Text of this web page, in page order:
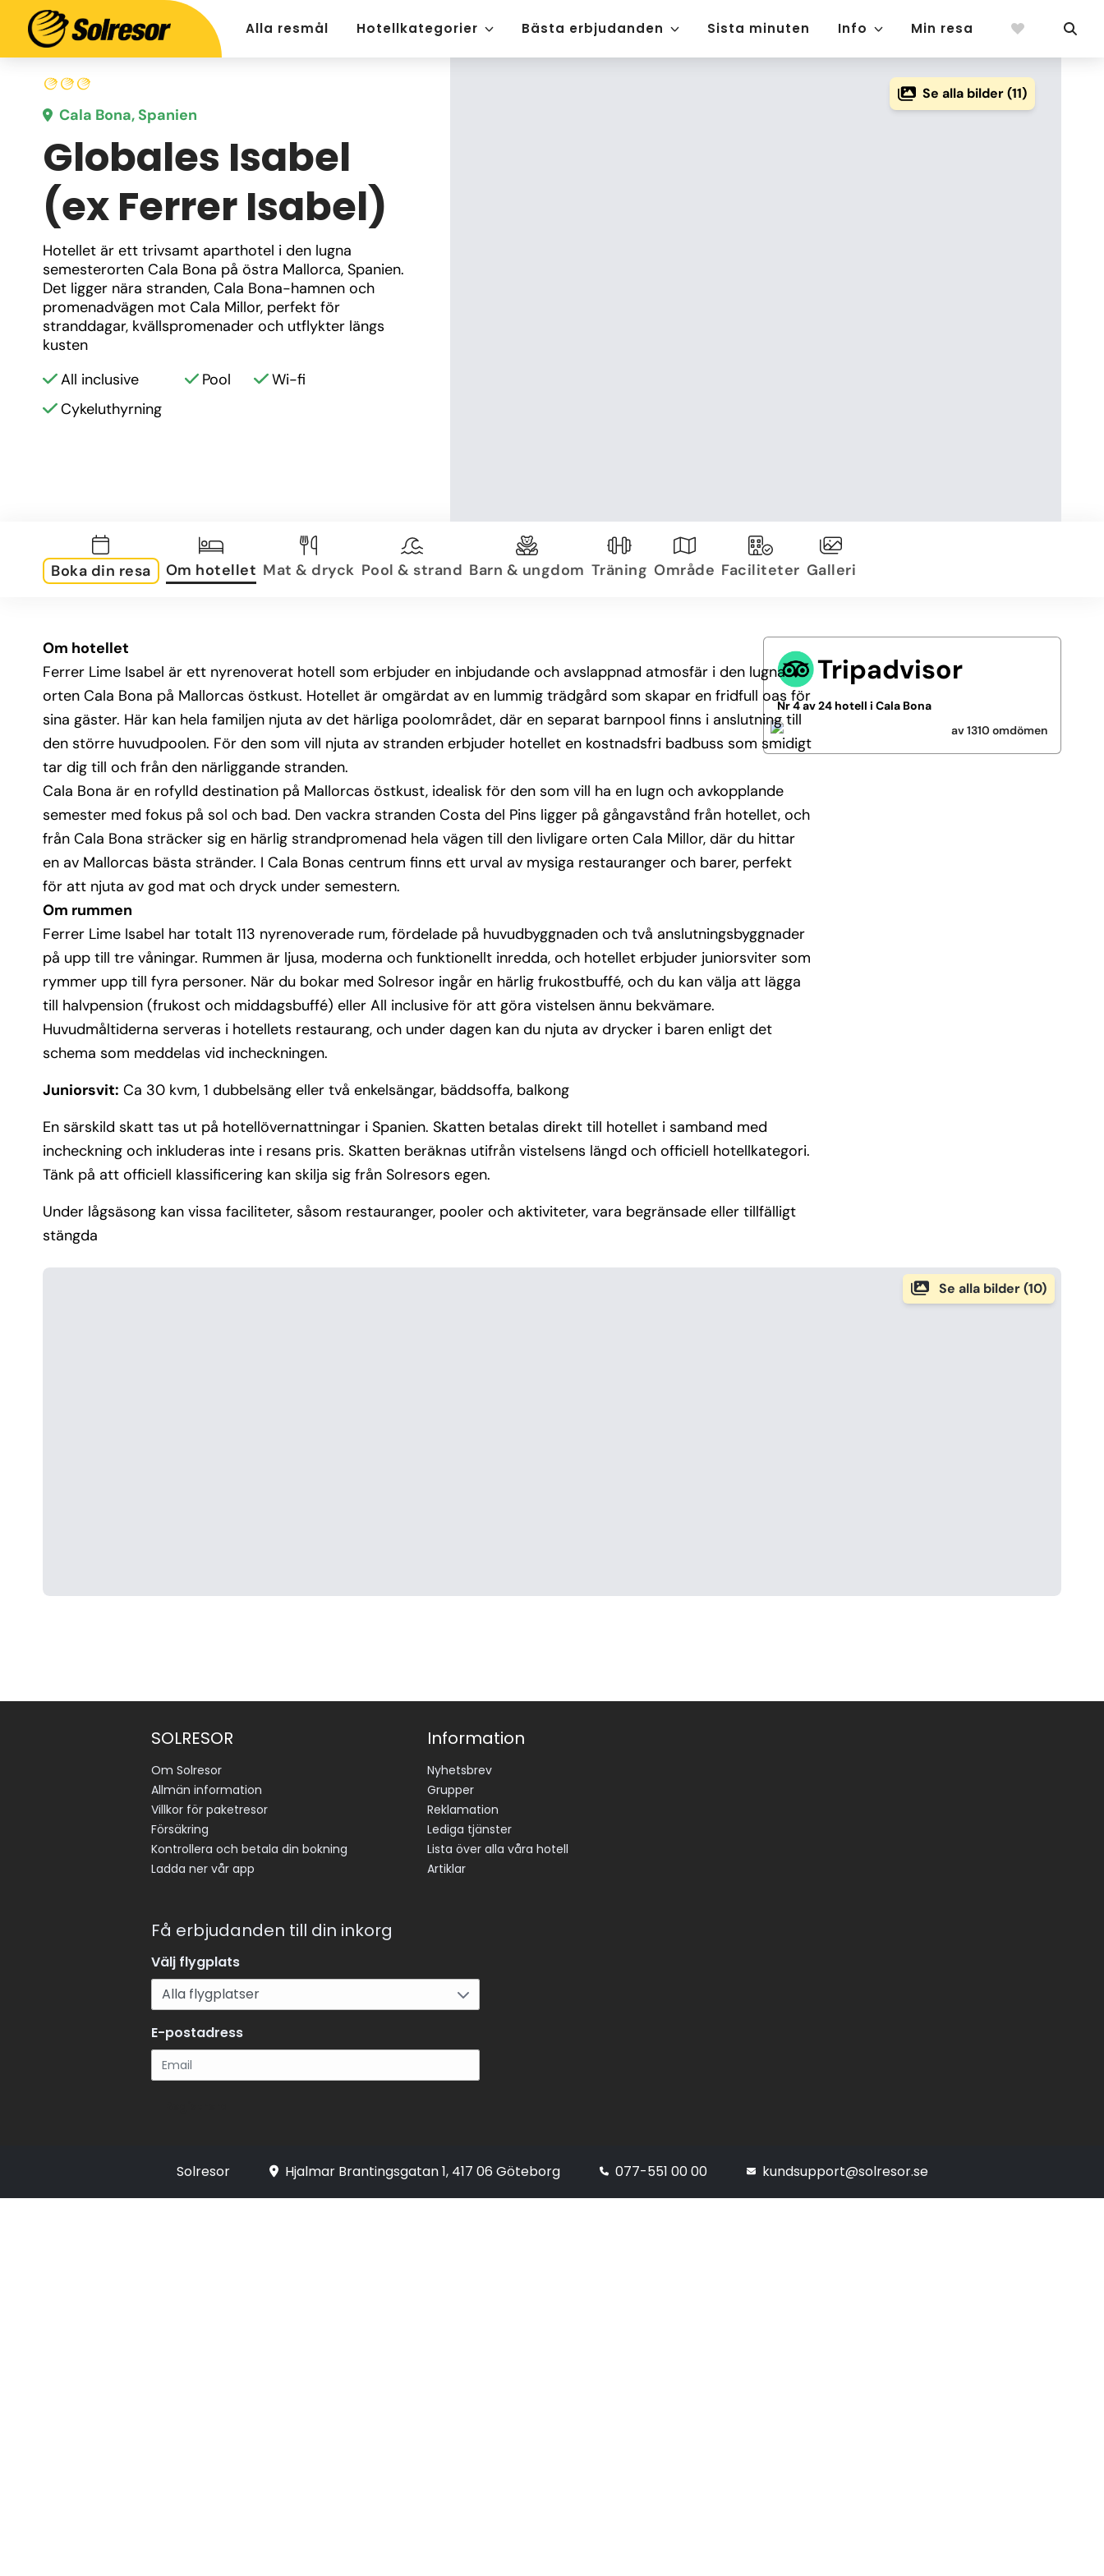
Alla resmål Hotellkategorier Bästa erbjudanden Sista minuten Info Min resa
Cala Bona, Spanien
Globales Isabel
(ex Ferrer Isabel)
Hotellet är ett trivsamt aparthotel i den lugna
semesterorten Cala Bona på östra Mallorca, Spanien.
Det ligger nära stranden, Cala Bona-hamnen och
promenadvägen mot Cala Millor, perfekt för
stranddagar, kvällspromenader och utflykter längs
kusten
All inclusive
Pool
Wi-fi
Cykeluthyrning
Se alla bilder (11)
Boka din resa Om hotellet Mat & dryck Pool & strand Barn & ungdom Träning Område Faciliteter Galleri
Om hotellet
Ferrer Lime Isabel är ett nyrenoverat hotell som erbjuder en inbjudande och avslappnad atmosfär i den lugna
orten Cala Bona på Mallorcas östkust. Hotellet är omgärdat av en lummig trädgård som skapar en fridfull oas för
sina gäster. Här kan hela familjen njuta av det härliga poolområdet, där en separat barnpool finns i anslutning till
den större huvudpoolen. För den som vill njuta av stranden erbjuder hotellet en kostnadsfri badbuss som smidigt
tar dig till och från den närliggande stranden.
Cala Bona är en rofylld destination på Mallorcas östkust, idealisk för den som vill ha en lugn och avkopplande
semester med fokus på sol och bad. Den vackra stranden Costa del Pins ligger på gångavstånd från hotellet, och
från Cala Bona sträcker sig en härlig strandpromenad hela vägen till den livligare orten Cala Millor, där du hittar
en av Mallorcas bästa stränder. I Cala Bonas centrum finns ett urval av mysiga restauranger och barer, perfekt
för att njuta av god mat och dryck under semestern.
Om rummen
Ferrer Lime Isabel har totalt 113 nyrenoverade rum, fördelade på huvudbyggnaden och två anslutningsbyggnader
på upp till tre våningar. Rummen är ljusa, moderna och funktionellt inredda, och hotellet erbjuder juniorsviter som
rymmer upp till fyra personer. När du bokar med Solresor ingår en härlig frukostbuffé, och du kan välja att lägga
till halvpension (frukost och middagsbuffé) eller All inclusive för att göra vistelsen ännu bekvämare.
Huvudmåltiderna serveras i hotellets restaurang, och under dagen kan du njuta av drycker i baren enligt det
schema som meddelas vid incheckningen.
Juniorsvit: Ca 30 kvm, 1 dubbelsäng eller två enkelsängar, bäddsoffa, balkong
En särskild skatt tas ut på hotellövernattningar i Spanien. Skatten betalas direkt till hotellet i samband med
incheckning och inkluderas inte i resans pris. Skatten beräknas utifrån vistelsens längd och officiell hotellkategori.
Tänk på att officiell klassificering kan skilja sig från Solresors egen.
Under lågsäsong kan vissa faciliteter, såsom restauranger, pooler och aktiviteter, vara begränsade eller tillfälligt
stängda
Tripadvisor
Nr 4 av 24 hotell i Cala Bona
av 1310 omdömen
Se alla bilder (10)
SOLRESOR
Om Solresor
Allmän information
Villkor för paketresor
Försäkring
Kontrollera och betala din bokning
Ladda ner vår app
Information
Nyhetsbrev
Grupper
Reklamation
Lediga tjänster
Lista över alla våra hotell
Artiklar
Få erbjudanden till din inkorg
Välj flygplats
E-postadress
Solresor Hjalmar Brantingsgatan 1, 417 06 Göteborg 077-551 00 00 kundsupport@solresor.se